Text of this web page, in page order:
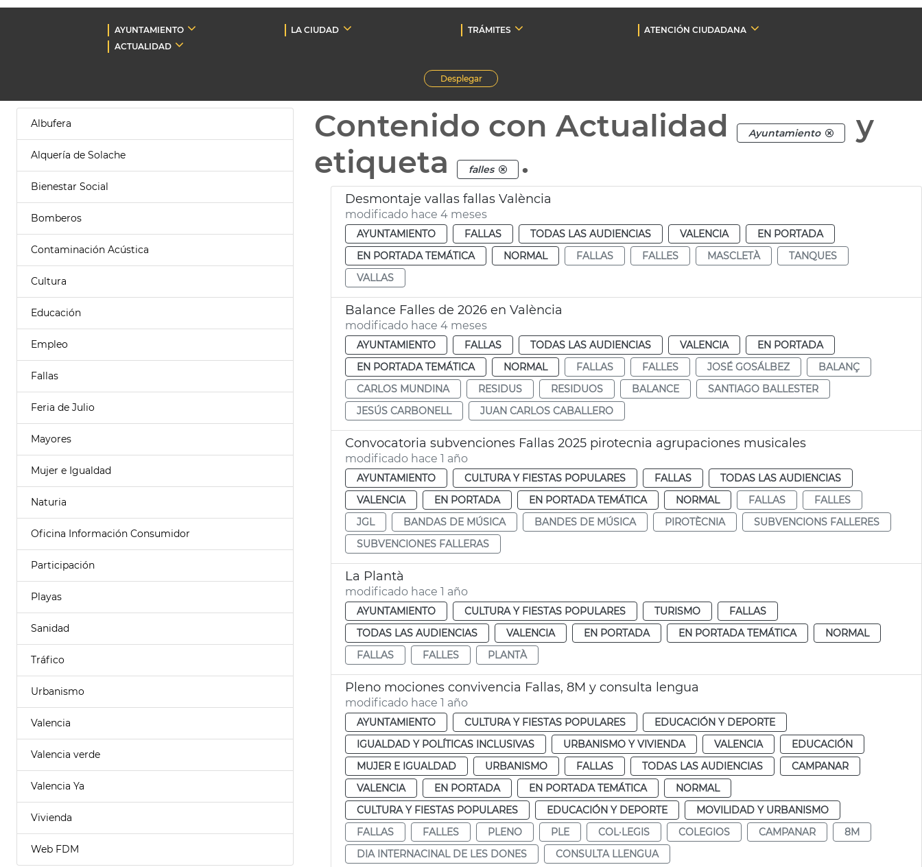
AYUNTAMIENTO LA CIUDAD TRÁMITES
ATENCIÓN CIUDADANA
ACTUALIDAD
Desplegar
Albufera
Alquería de Solache
Bienestar Social
Bomberos
Contaminación Acústica
Cultura
Educación
Empleo
Fallas
Feria de Julio
Mayores
Mujer e Igualdad
Naturia
Oficina Información Consumidor
Participación
Playas
Sanidad
Tráfico
Urbanismo
Valencia
Valencia verde
Valencia Ya
Vivienda
Web FDM
Contenido con Actualidad Ayuntamiento
y
etiqueta
falles .
Desmontaje vallas fallas València
modificado hace 4 meses
AYUNTAMIENTO FALLAS TODAS LAS AUDIENCIAS VALENCIA
EN PORTADA
EN PORTADA TEMÁTICA
NORMAL FALLAS FALLES MASCLETÀ
TANQUES
VALLAS
Balance Falles de 2026 en València
modificado hace 4 meses
AYUNTAMIENTO FALLAS TODAS LAS AUDIENCIAS VALENCIA
EN PORTADA
EN PORTADA TEMÁTICA
NORMAL FALLAS FALLES JOSÉ GOSÁLBEZ
BALANÇ
CARLOS MUNDINA
RESIDUS RESIDUOS BALANCE
SANTIAGO BALLESTER
JESÚS CARBONELL
JUAN CARLOS CABALLERO
Convocatoria subvenciones Fallas 2025 pirotecnia agrupaciones musicales
modificado hace 1 año
AYUNTAMIENTO CULTURA Y FIESTAS POPULARES FALLAS
TODAS LAS AUDIENCIAS
VALENCIA
EN PORTADA EN PORTADA TEMÁTICA NORMAL FALLAS
FALLES
JGL
BANDAS DE MÚSICA BANDES DE MÚSICA PIROTÈCNIA
SUBVENCIONS FALLERES
SUBVENCIONES FALLERAS
La Plantà
modificado hace 1 año
AYUNTAMIENTO CULTURA Y FIESTAS POPULARES TURISMO
FALLAS
TODAS LAS AUDIENCIAS
VALENCIA EN PORTADA EN PORTADA TEMÁTICA
NORMAL
FALLAS
FALLES PLANTÀ
Pleno mociones convivencia Fallas, 8M y consulta lengua
modificado hace 1 año
AYUNTAMIENTO CULTURA Y FIESTAS POPULARES
EDUCACIÓN Y DEPORTE
IGUALDAD Y POLÍTICAS INCLUSIVAS
URBANISMO Y VIVIENDA VALENCIA
EDUCACIÓN
MUJER E IGUALDAD
URBANISMO FALLAS TODAS LAS AUDIENCIAS
CAMPANAR
VALENCIA
EN PORTADA EN PORTADA TEMÁTICA
NORMAL
CULTURA Y FIESTAS POPULARES
EDUCACIÓN Y DEPORTE
MOVILIDAD Y URBANISMO
FALLAS
FALLES PLENO PLE COL·LEGIS COLEGIOS CAMPANAR
8M
DIA INTERNACINAL DE LES DONES
CONSULTA LLENGUA